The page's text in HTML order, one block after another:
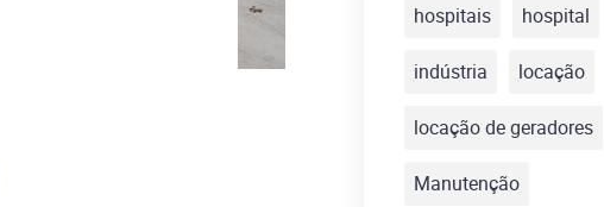
hospitais hospital
indústria locação
locação de geradores
Manutenção